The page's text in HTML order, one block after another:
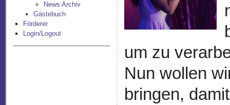
News Archiv
Gästebuch
Förderer
Login/Logout
um zu
Nun wollen
bringen,